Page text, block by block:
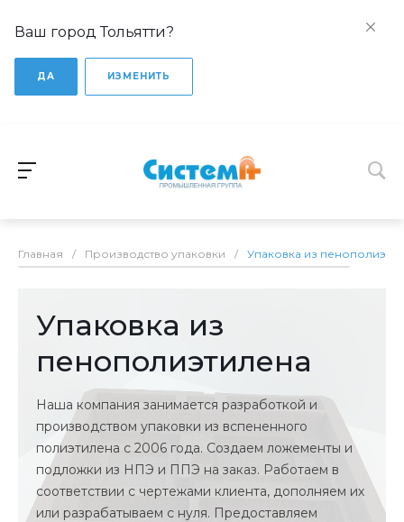
Ваш город Тольятти?
ДА ИЗМЕНИТЬ
Главная / Производство упаковки / Упаковка из
Упаковка из
пенополиэтилена
Наша компания занимается разработкой и
производством упаковки из вспененного
полиэтилена с 2006 года. Создаем ложементы и
подложки из НПЭ и ППЭ на заказ. Работаем в
соответствии с чертежами клиента, дополняем их
или разрабатываем с нуля. Предоставляем